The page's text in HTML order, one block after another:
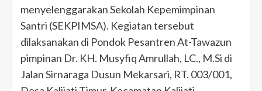
menyelenggarakan Sekolah Kepemimpinan
Santri (SEKPIMSA). Kegiatan tersebut
dilaksanakan di Pondok Pesantren At-Tawazun
pimpinan Dr. KH. Musyfiq Amrullah, LC., M.Si di
Jalan Sirnaraga Dusun Mekarsari, RT. 003/001,